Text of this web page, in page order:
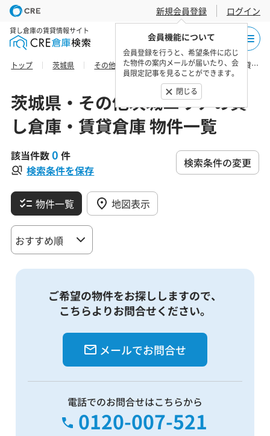
新規会員登録
会員機能について
会員登録を行うと、希望条件に応じ
た物件の案内メールが届いたり、会
員限定記事を見ることができます。
閉じる
ログイン
貸し倉庫の賃貸情報サイト
トップ 茨城県 その他茨城エリア 潮来市の貸し倉庫・賃貸倉庫 物件一覧
茨城県・その他茨城エリアの貸
し倉庫・賃貸倉庫 物件一覧
該当件数0 件
検索条件を保存
検索条件の変更
物件一覧 地図表示
ご希望の物件をお探ししますので、
こちらよりお問合せください。
メールでお問合せ
電話でのお問合せはこちらから
0120-007-521